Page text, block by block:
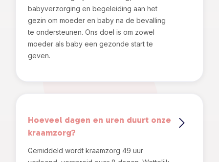
babyverzorging en begeleiding aan het
gezin om moeder en baby na de bevalling
te ondersteunen. Ons doel is om zowel
moeder als baby een gezonde start te
geven.
Hoeveel dagen en uren duurt onze
kraamzorg?
Gemiddeld wordt kraamzorg 49 uur